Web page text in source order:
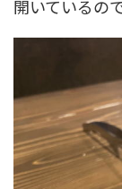
開いているの